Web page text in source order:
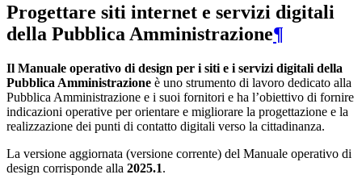
Progettare siti internet e servizi digitali
della Pubblica Amministrazione¶
Il Manuale operativo di design per i siti e i servizi digitali della
Pubblica Amministrazione è uno strumento di lavoro dedicato alla
Pubblica Amministrazione e i suoi fornitori e ha l’obiettivo di fornire
indicazioni operative per orientare e migliorare la progettazione e la
realizzazione dei punti di contatto digitali verso la cittadinanza.
La versione aggiornata (versione corrente) del Manuale operativo di
design corrisponde alla 2025.1.